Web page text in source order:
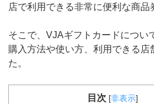
店で利用できる非常に便利な商品
そこで、VJAギフトカードについ
購入方法や使い方、利用できる店
た。
目次 [非表示]